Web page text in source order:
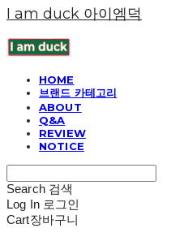
I am duck 아이엠덕
HOME
브랜드 카테고리
ABOUT
Q&A
REVIEW
NOTICE
Search 검색
Log In 로그인
Cart장바구니